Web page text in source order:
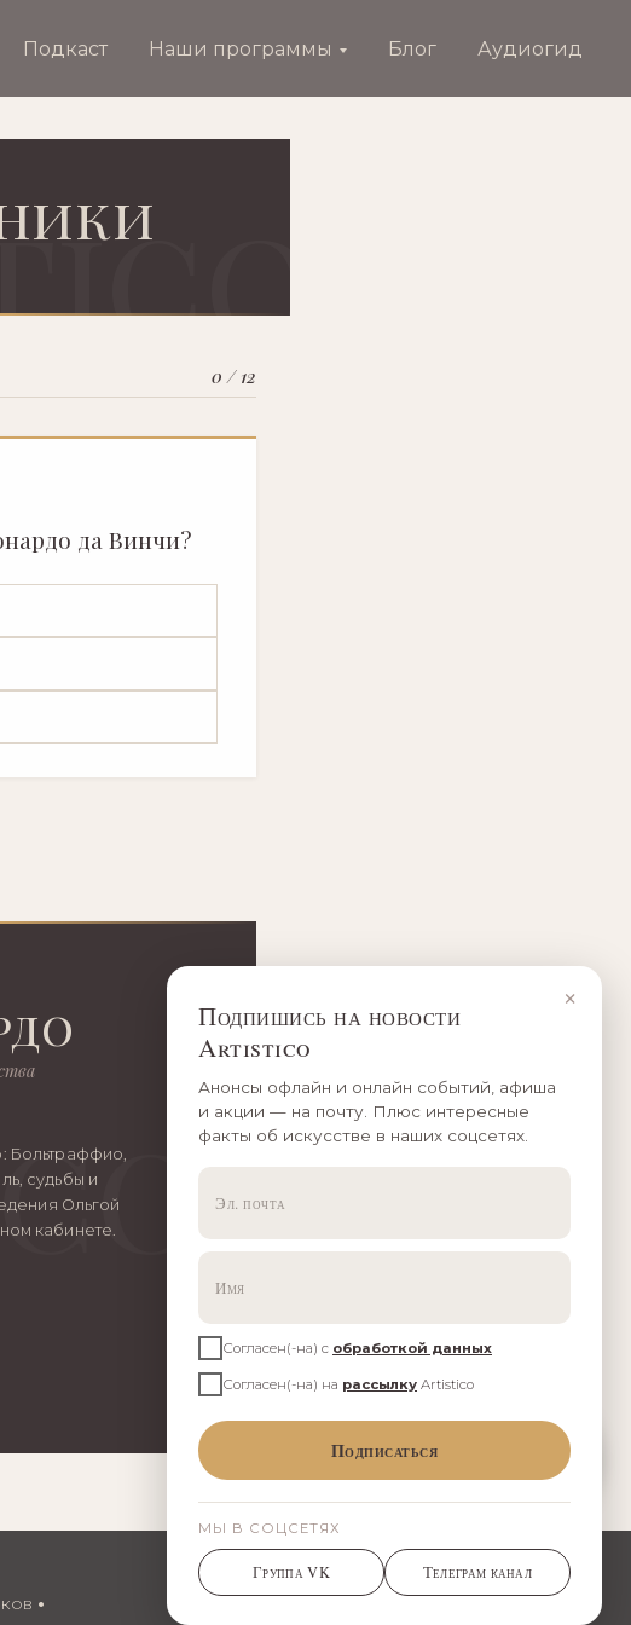
Подкаст Наши программы Блог Аудиогид
O
×
Подпишись на новости
Artistico
Анонсы офлайн и онлайн событий, афиша
и акции — на почту. Плюс интересные
факты об искусстве в наших соцсетях.
Согласен(-на) с обработкой данных
Согласен(-на) на рассылку Artistico
Подписаться
МЫ В СОЦСЕТЯХ
Группа VK Телеграм канал
0 / 12
да Винчи?
Больтраффио,
судьбы и
Ольгой
кабинете.
•